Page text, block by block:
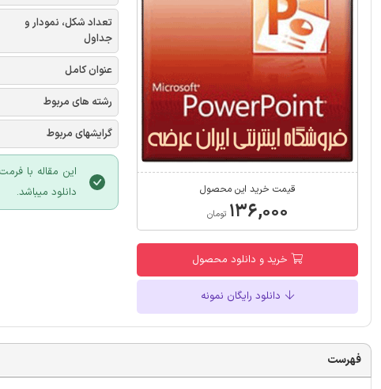
قیمت خرید این محصول
۱۳۶,۰۰۰ تومان
خرید و دانلود محصول
دانلود رایگان نمونه
تعداد شکل، نمودار و
جداول
عنوان کامل
رشته های مربوط
گرایشهای مربوط
این مقاله با
دانلود میباشد.
فهرست